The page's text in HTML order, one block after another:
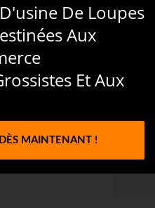
De Loupes
Aux
Et Aux
MAINTENANT !